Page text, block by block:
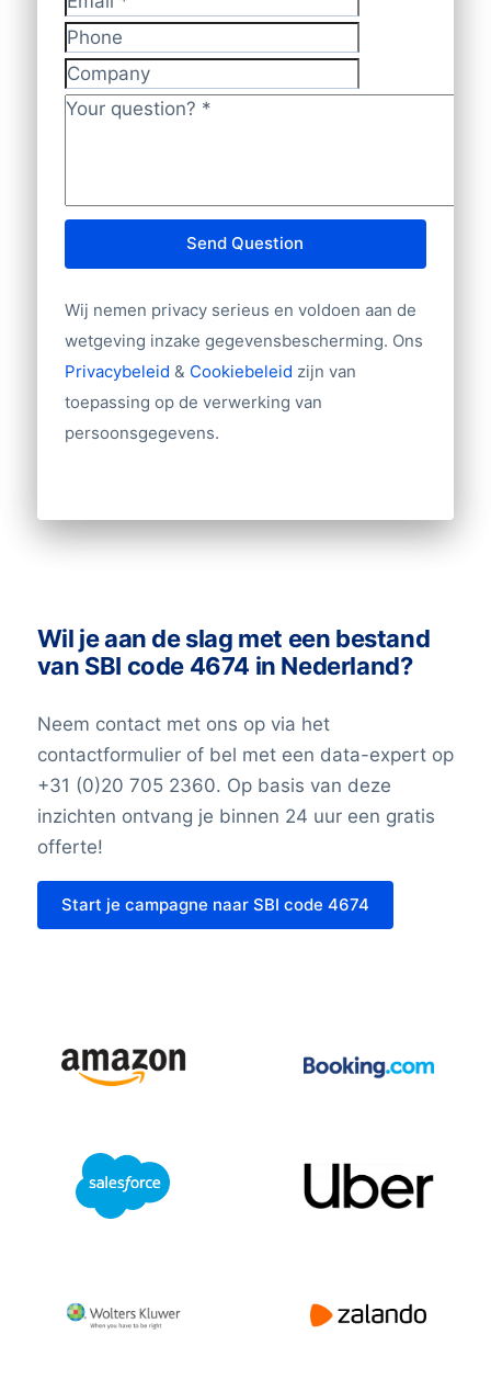
adresgegevens
Volledig Postadres (Bedrijfsnaam –
Adres – Woonplaats – Postbusadres)
E-mailadres
Bedrijfsgrootte (aantal werknemers,
omzet, aantal filialen)
Website
Import/export
Tientallen overige velden
Andere gegevens nodig? Neem contact
Email*
Phone
Company
Your question?
Send Question
Wij nemen privacy serieus en voldoen aan de
wetgeving inzake gegevensbescherming. Ons
Privacybeleid & Cookiebeleid zijn van
toepassing op de verwerking van
persoonsgegevens.
Wil je aan de slag met een bestand
van SBI code 4674 in Nederland?
Neem contact met ons op via het
contactformulier of bel met een data-expert op
+31 (0)20 705 2360. Op basis van deze
inzichten ontvang je binnen 24 uur een gratis
offerte!
Start je campagne naar SBI code 4674